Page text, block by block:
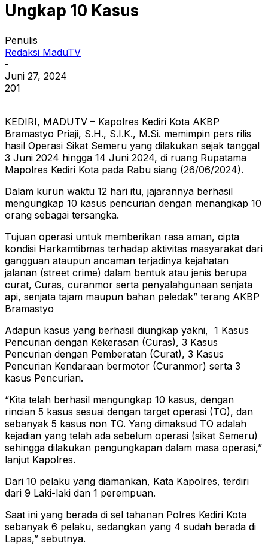
Ungkap 10 Kasus
Penulis
Redaksi MaduTV
-
Juni 27, 2024
201
KEDIRI, MADUTV – Kapolres Kediri Kota AKBP
Bramastyo Priaji, S.H., S.I.K., M.Si. memimpin pers rilis
hasil Operasi Sikat Semeru yang dilakukan sejak tanggal
3 Juni 2024 hingga 14 Juni 2024, di ruang Rupatama
Mapolres Kediri Kota pada Rabu siang (26/06/2024).
Dalam kurun waktu 12 hari itu, jajarannya berhasil
mengungkap 10 kasus pencurian dengan menangkap 10
orang sebagai tersangka.
Tujuan operasi untuk memberikan rasa aman, cipta
kondisi Harkamtibmas terhadap aktivitas masyarakat dari
gangguan ataupun ancaman terjadinya kejahatan
jalanan (street crime) dalam bentuk atau jenis berupa
curat, Curas, curanmor serta penyalahgunaan senjata
api, senjata tajam maupun bahan peledak” terang AKBP
Bramastyo
Adapun kasus yang berhasil diungkap yakni, 1 Kasus
Pencurian dengan Kekerasan (Curas), 3 Kasus
Pencurian dengan Pemberatan (Curat), 3 Kasus
Pencurian Kendaraan bermotor (Curanmor) serta 3
kasus Pencurian.
“Kita telah berhasil mengungkap 10 kasus, dengan
rincian 5 kasus sesuai dengan target operasi (TO), dan
sebanyak 5 kasus non TO. Yang dimaksud TO adalah
kejadian yang telah ada sebelum operasi (sikat Semeru)
sehingga dilakukan pengungkapan dalam masa operasi,”
lanjut Kapolres.
Dari 10 pelaku yang diamankan, Kata Kapolres, terdiri
dari 9 Laki-laki dan 1 perempuan.
Saat ini yang berada di sel tahanan Polres Kediri Kota
sebanyak 6 pelaku, sedangkan yang 4 sudah berada di
Lapas,” sebutnya.